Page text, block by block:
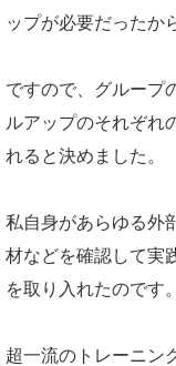
ップが必要だったか
ですので、グループ
ルアップのそれぞれ
れると決めました。
私自身があらゆる外
材などを確認して実
を取り入れたのです。
超一流のトレーニン